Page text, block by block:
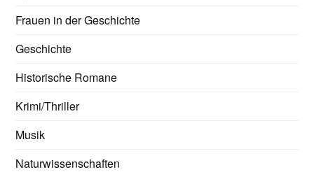
Frauen in der Geschichte
Geschichte
Historische Romane
Krimi/Thriller
Musik
Naturwissenschaften